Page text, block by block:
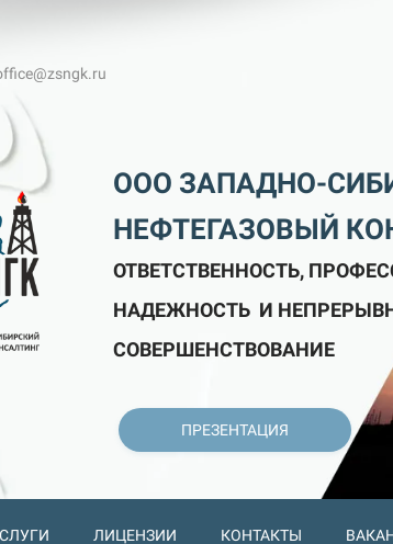
ООО ЗАПАДНО-
НЕФТЕГАЗОВЫЙ
ОТВЕТСТВЕННОСТЬ,
НАДЕЖНОСТЬ И
СОВЕРШЕНСТВОВАНИЕ
ПРЕЗЕНТАЦИЯ
ЛИЦЕНЗИИ КОНТАКТЫ